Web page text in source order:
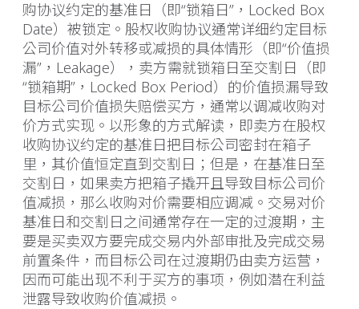
购协议约定的基准日（即“锁箱日”，Locked Box
Date）被锁定。股权收购协议通常详细约定目标
公司价值对外转移或减损的具体情形（即“价值损
漏”，Leakage），卖方需就锁箱日至交割日（即
“锁箱期”，Locked Box Period）的价值损漏导致
目标公司价值损失赔偿买方，通常以调减收购对
价方式实现。以形象的方式解读，即卖方在股权
收购协议约定的基准日把目标公司密封在箱子
里，其价值恒定直到交割日；但是，在基准日至
交割日，如果卖方把箱子撬开且导致目标公司价
值减损，那么收购对价需要相应调减。交易对价
基准日和交割日之间通常存在一定的过渡期，主
要是买卖双方要完成交易内外部审批及完成交易
前置条件，而目标公司在过渡期仍由卖方运营，
因而可能出现不利于买方的事项，例如潜在利益
泄露导致收购价值减损。